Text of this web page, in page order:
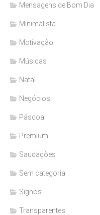
Mensagens de Bom Dia
Minimalista
Motivação
Músicas
Natal
Negócios
Páscoa
Premium
Saudações
Sem categoria
Signos
Transparentes